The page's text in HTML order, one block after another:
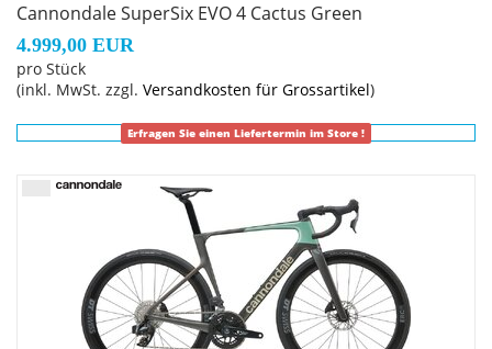
Cannondale SuperSix EVO 4 Cactus Green
4.999,00 EUR
pro Stück
(inkl. MwSt. zzgl. Versandkosten für Grossartikel)
Erfragen Sie einen Liefertermin im Store !